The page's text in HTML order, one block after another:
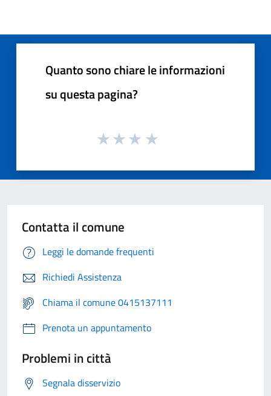
Quanto sono chiare le informazioni
su questa pagina?
Contatta il comune
Leggi le domande frequenti
Richiedi Assistenza
Chiama il comune 0415137111
Prenota un appuntamento
Problemi in città
Segnala disservizio